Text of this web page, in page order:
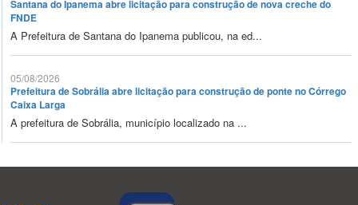
Santana do Ipanema abre licitação para construção de nova creche do
FNDE
A Prefeitura de Santana do Ipanema publicou, na ed...
05/08/2026
Prefeitura de Sobrália abre licitação para construção de ponte no Córrego
Caixa Larga
A prefeitura de Sobrália, município localizado na ...